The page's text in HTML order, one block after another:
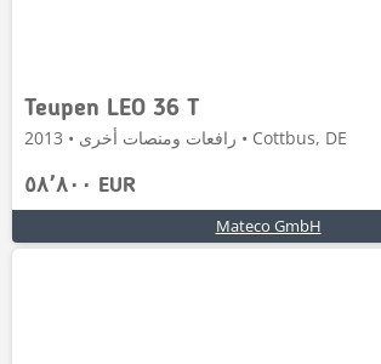
Teupen LEO 36 T
رافعات ومنصات أخرى • 2013 • Cottbus, DE
٥٨٬٨٠٠ EUR
Mateco GmbH